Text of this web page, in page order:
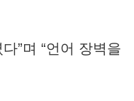
”며 “언어 장벽을